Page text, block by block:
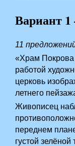
Вариант
11
«Храм Покрова
работой
церковь
летнего
Живописец
переднем
густой